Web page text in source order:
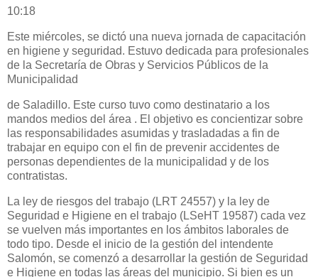
10:18
Este miércoles, se dictó una nueva jornada de capacitación
en higiene y seguridad. Estuvo dedicada para profesionales
de la Secretaría de Obras y Servicios Públicos de la
Municipalidad
de Saladillo. Este curso tuvo como destinatario a los
mandos medios del área . El objetivo es concientizar sobre
las responsabilidades asumidas y trasladadas a fin de
trabajar en equipo con el fin de prevenir accidentes de
personas dependientes de la municipalidad y de los
contratistas.
La ley de riesgos del trabajo (LRT 24557) y la ley de
Seguridad e Higiene en el trabajo (LSeHT 19587) cada vez
se vuelven más importantes en los ámbitos laborales de
todo tipo. Desde el inicio de la gestión del intendente
Salomón, se comenzó a desarrollar la gestión de Seguridad
e Higiene en todas las áreas del municipio. Si bien es un